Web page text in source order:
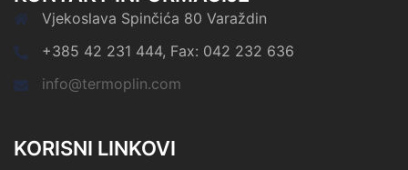
Vjekoslava Spinčića 80 Varaždin
+385 42 231 444, Fax: 042 232 636
info@termoplin.com
KORISNI LINKOVI